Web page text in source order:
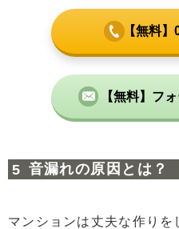
【無料】
【無料】フ
音漏れの原因とは？
マンションは丈夫な作りを